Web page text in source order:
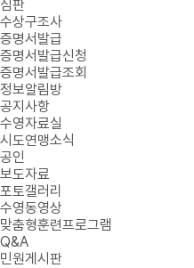
심판
수상구조사
증명서발급
증명서발급신청
증명서발급조회
정보알림방
공지사항
수영자료실
시도연맹소식
공인
보도자료
포토갤러리
수영동영상
맞춤형훈련프로그램
Q&A
민원게시판